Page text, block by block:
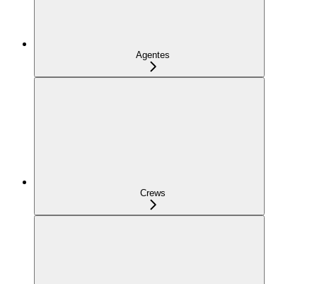
Agentes
Crews